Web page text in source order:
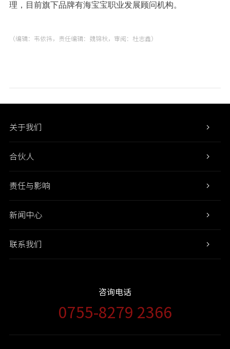
理，目前旗下品牌有海宝宝职业发展顾问机构。
（编辑：韦依祎，责任编辑：魏锦秋，审阅：杜志鑫）
关于我们
合伙人
责任与影响
新闻中心
联系我们
咨询电话
0755-8279 2366